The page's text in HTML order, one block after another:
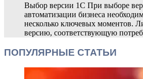
Выбор версии 1С При выборе
автоматизации бизнеса
несколько ключевых моментов.
версию, соответствующую
ПОПУЛЯРНЫЕ СТАТЬИ